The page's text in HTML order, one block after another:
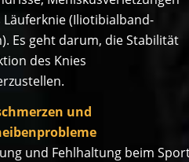
Läuferknie (Iliotibialband-
Es geht darum, die Stabilität
des Knies
und
und Fehlhaltung beim